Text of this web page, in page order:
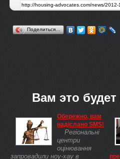
Поделиться…
Вам это
Обережно, вам
надіслано SMS!
Регіональні
центри
оцінювання
запровадили ноу-хау в